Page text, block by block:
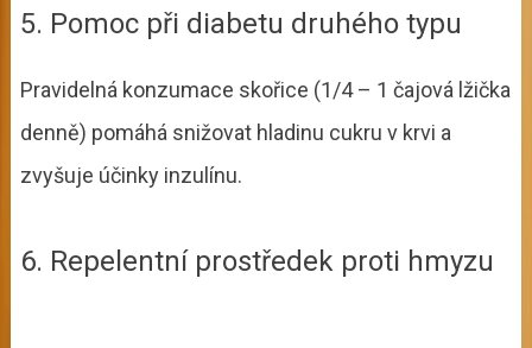
5. Pomoc při diabetu druhého typu
Pravidelná konzumace skořice (1/4 – 1 čajová lžička
denně) pomáhá snižovat hladinu cukru v krvi a
zvyšuje účinky inzulínu.
6. Repelentní prostředek proti hmyzu